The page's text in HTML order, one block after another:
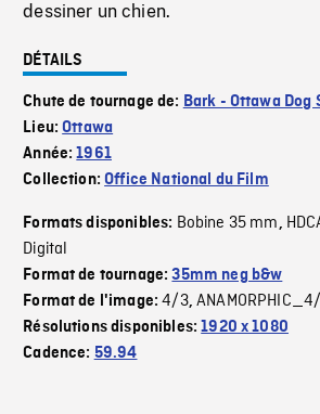
dessiner un chien.
DÉTAILS
Chute de tournage de: Bark - Ottawa Dog
Lieu:Ottawa
Année:1961
Collection:Office National du Film
Formats disponibles: Bobine 35 mm,
Digital
Format de tournage:35mm neg b&w
Format de l'image:4/3,
Résolutions disponibles:1920 x 1080
Cadence: 59.94